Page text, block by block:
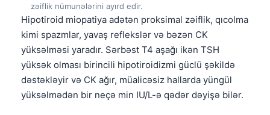
zəiflik nümunələrini ayırd edir.
Hipotiroid miopatiya adətən proksimal zəiflik, qıcolma
kimi spazmlar, yavaş reflekslər və bəzən CK
yüksəlməsi yaradır. Sərbəst T4 aşağı ikən TSH
yüksək olması birincili hipotiroidizmi güclü şəkildə
dəstəkləyir və CK ağır, müalicəsiz hallarda yüngül
yüksəlmədən bir neçə min IU/L-ə qədər dəyişə bilər.
ไทย
ဗမာစာ
ភាសាខ្មែរ
Kiswahili
አማርኛ